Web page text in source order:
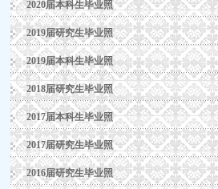
2020届本科生毕业照
2019届研究生毕业照
2019届本科生毕业照
2018届研究生毕业照
2017届本科生毕业照
2017届研究生毕业照
2016届研究生毕业照